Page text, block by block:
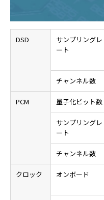
DSD
サンプリングレ
ート
チャンネル数
PCM 量子化ビット数
サンプリングレ
ート
チャンネル数
クロック オンボード